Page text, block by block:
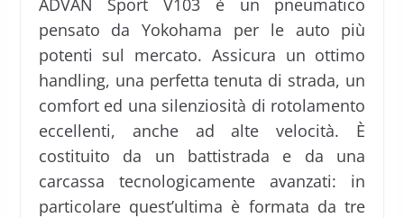
ADVAN Sport V103 è un pneumatico
pensato da Yokohama per le auto più
potenti sul mercato. Assicura un ottimo
handling, una perfetta tenuta di strada, un
comfort ed una silenziosità di rotolamento
eccellenti, anche ad alte velocità. È
costituito da un battistrada e da una
carcassa tecnologicamente avanzati: in
particolare quest’ultima è formata da tre